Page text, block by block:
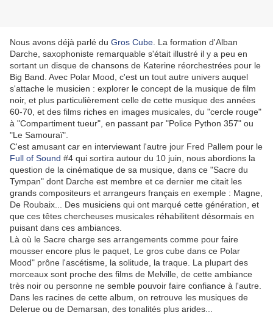
Nous avons déjà parlé du Gros Cube . La formation d'Alban
Darche, saxophoniste remarquable s'était illustré il y a peu en
sortant un disque de chansons de Katerine réorchestrées pour le
Big Band. Avec Polar Mood, c'est un tout autre univers auquel
s'attache le musicien : explorer le concept de la musique de film
noir, et plus particulièrement celle de cette musique des années
60-70, et des films riches en images musicales, du "cercle rouge"
à "Compartiment tueur", en passant par "Police Python 357" ou
"Le Samouraï".
C'est amusant car en interviewant l'autre jour Fred Pallem pour le
Full of Sound #4 qui sortira autour du 10 juin, nous abordions la
question de la cinématique de sa musique, dans ce "Sacre du
Tympan" dont Darche est membre et ce dernier me citait les
grands compositeurs et arrangeurs français en exemple : Magne,
De Roubaix... Des musiciens qui ont marqué cette génération, et
que ces têtes chercheuses musicales réhabilitent désormais en
puisant dans ces ambiances.
Là où le Sacre charge ses arrangements comme pour faire
mousser encore plus le paquet, Le gros cube dans ce Polar
Mood" prône l'ascétisme, la solitude, la traque. La plupart des
morceaux sont proche des films de Melville, de cette ambiance
très noir ou personne ne semble pouvoir faire confiance à l'autre.
Dans les racines de cette album, on retrouve les musiques de
Delerue ou de Demarsan, des tonalités plus arides...